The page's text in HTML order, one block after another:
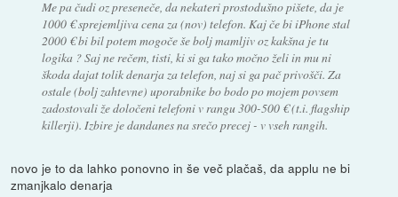
Me pa čudi oz preseneče, da nekateri prostodušno pišete, da je
1000 € sprejemljiva cena za (nov) telefon. Kaj če bi iPhone stal
2000 € bi bil potem mogoče še bolj mamljiv oz kakšna je tu
logika ? Saj ne rečem, tisti, ki si ga tako močno želi in mu ni
škoda dajat tolik denarja za telefon, naj si ga pač privošči. Za
ostale (bolj zahtevne) uporabnike bo bodo po mojem povsem
zadostovali že določeni telefoni v rangu 300-500 € (t.i. flagship
killerji). Izbire je dandanes na srečo precej - v vseh rangih.
novo je to da lahko ponovno in še več plačaš, da applu ne bi
zmanjkalo denarja